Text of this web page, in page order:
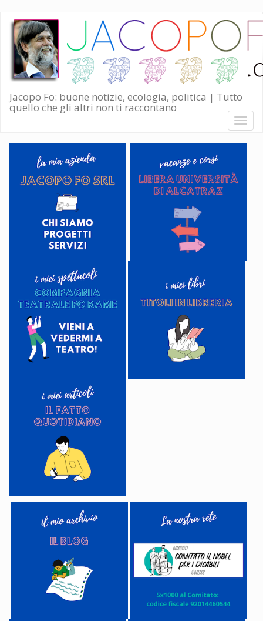
Salta
contenuto
principale
Jacopo Fo: buone notizie, ecologia, politica | Tutto
quello che gli altri non ti raccontano
Toggle